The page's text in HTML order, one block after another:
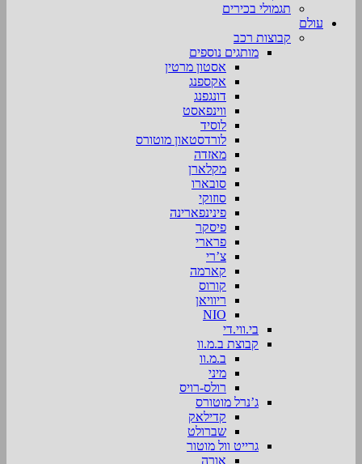
תגמולי בכירים
עולם
קבוצות רכב
מותגים נוספים
אסטון מרטין
אקספנג
דונגפנג
ווינפאסט
לוסיד
לורדסטאון מוטורס
מאזדה
מקלארן
סובארו
סוזוקי
פינינפארינה
פיסקר
פרארי
צ’רי
קארמה
קורוס
ריוויאן
NIO
בי.ווי.די
קבוצת ב.מ.וו
ב.מ.וו
מיני
רולס-רויס
ג’נרל מוטורס
קדילאק
שברולט
גרייט וול מוטור
אורה